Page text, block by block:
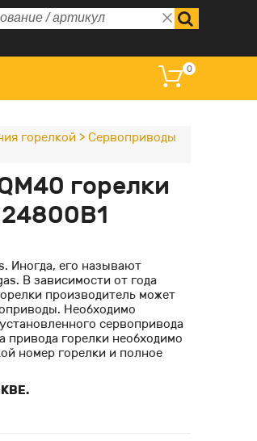
0
горелкой > Сервоприводы
горелки
Иногда, его называют
В зависимости от года
производитель может
Необходимо
сервопривода
привода горелки необходимо
номер горелки и полное